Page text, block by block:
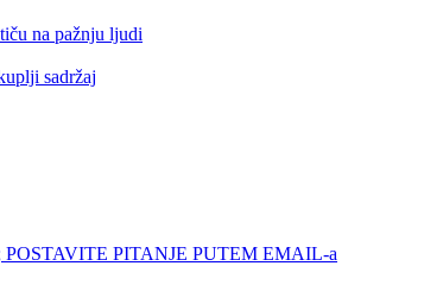
na pažnju ljudi
sadržaj
PITANJE PUTEM EMAIL-a